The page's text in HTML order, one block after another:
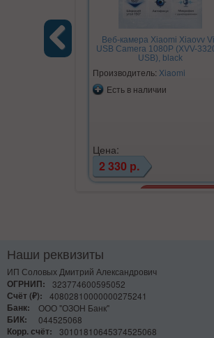
Веб-камера Xiaomi Xiaovv
USB Camera 1080P (XVV-
USB), black
Производитель: Xiaomi
Есть в наличии
Цена:
2 330 р.
Наши реквизиты
ИП Соловых Дмитрий Александрович
ОГРНИП:
323774600595052
Счёт (₽):
40802810000000275241
Банк:
ООО "ОЗОН Банк"
БИК:
044525068
Корр. счёт:
30101810645374525068